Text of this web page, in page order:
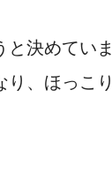
決めていま
、ほっこ